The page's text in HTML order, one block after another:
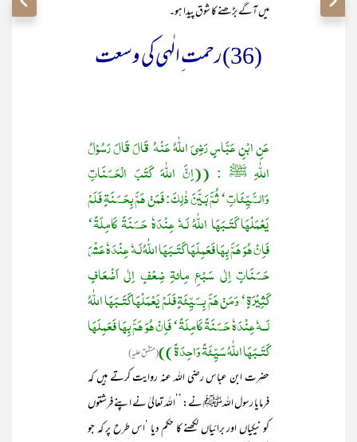
میں آگے بڑھنے کا شوق پیدا ہو۔
(36)رحمت ِالٰہی کی وسعت
عَنِ ابْنِ عَبَّاسٍ رَضِیَ اللّٰہُ عَنْہُ قَالَ قَالَ رَسُوْلُ
اللّٰہِ ﷺ : ((اِنَّ اللّٰہَ کَتَبَ الْحَسَنَاتِ
وَالسَّیِّئَاتِ‘ ثُمَّ بَـیَّنَ ذٰلِکَ: فَمَنْ ھَمَّ بِحَسَنَۃٍ فَلَمْ
یَعْمَلْھَا کَتَـبَھَا اللّٰہُ لَـہٗ عِنْدَہٗ حَسَنَۃً کَامِلَۃً‘
فَاِنْ ھُوَ ھَمَّ بِھَا فَعَمِلَھَا کَتَـبَھَا اللّٰہُ لَـہٗ عِنْدَہٗ عَشْرَ
حَسَنَاتٍ اِلٰی سَبْعِ مِائۃِ ضِعْفٍ اِلٰی اَضْعَافٍ
کَثِیْرَۃٍ‘ وَمَنْ ھَمَّ بِسَیِّئَۃٍ فَلَمْ یَعْمَلْھَا کَتَـبَھَا اللّٰہُ
لَــہٗ عِنْدَہٗ حَسَنَۃً کَامِلَۃً‘ فَاِنْ ھُوَ ھَمَّ بِھَا فَعَمِلَھَا
کَتَـبَھَا اللّٰہُ سَیِّئَۃً وَاحِدَۃً ))(متفق علیہ)
حضرت ابن عباس رضی اللہ عنہ روایت کرتے ہیں کہ
فرمایا رسول اللہﷺ نے: ’’اللہ تعالیٰ نے اپنے فرشتوں
کو نیکیاں اور برائیاں لکھنے کا حکم دیا ‘اس طرح پر کہ جو